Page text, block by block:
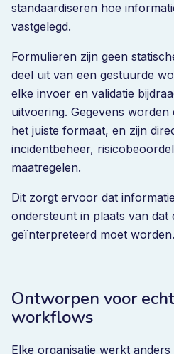
standaardiseren hoe
vastgelegd.
Formulieren zijn geen
deel uit van een gestuurde
elke invoer en validatie
uitvoering. Gegevens
het juiste formaat, en zijn
incidentbeheer,
maatregelen.
Dit zorgt ervoor dat
ondersteunt in plaats van dat
geïnterpreteerd moet worden.
Ontworpen voor
workflows
Elke organisatie werkt